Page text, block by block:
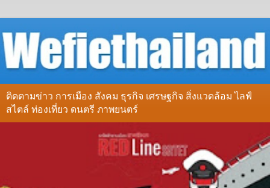
ติดตามข่าว การเมือง สังคม ธุรกิจ เศรษฐกิจ สิ่งแวดล้อม ไลฟ์
สไตล์ ท่องเที่ยว ดนตรี ภาพยนตร์